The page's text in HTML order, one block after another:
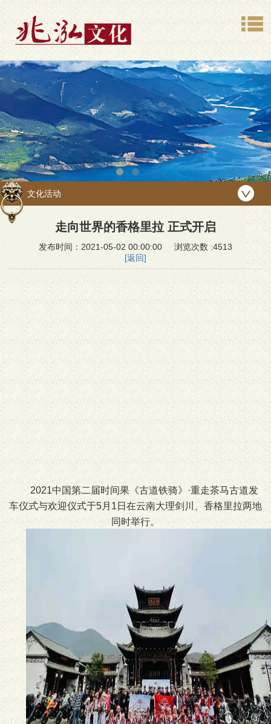
文化活动
走向世界的香格里拉 正式开启
发布时间：2021-05-02 00:00:00 浏览次数 :4513
[返回]
2021中国第二届时间果《古道铁骑》·重走茶马古道发
车仪式与欢迎仪式于5月1日在云南大理剑川、香格里拉两地
同时举行。